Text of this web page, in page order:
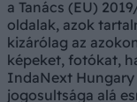
a Tanács (EU)
oldalak, azok
kizárólag az
képeket, fotókat,
IndaNext
jogosultsága alá